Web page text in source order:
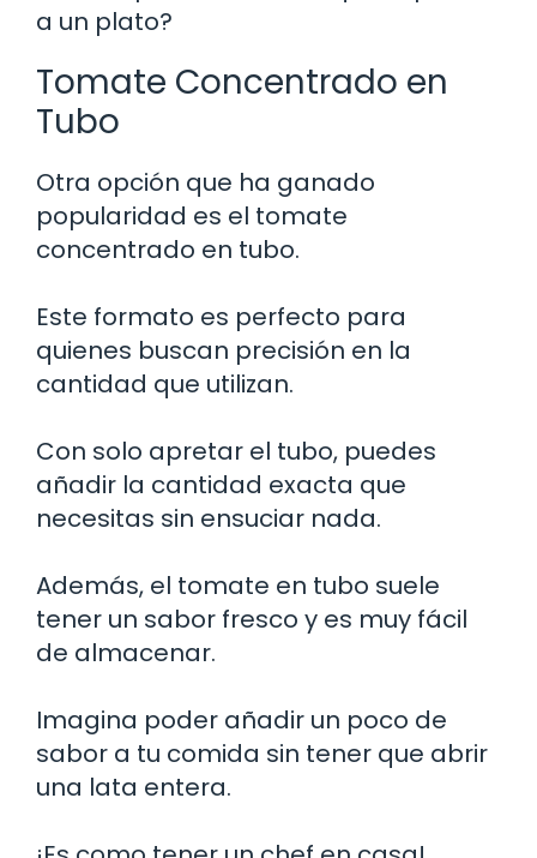
a un plato?
Tomate Concentrado en
Tubo
Otra opción que ha ganado
popularidad es el tomate
concentrado en tubo.
Este formato es perfecto para
quienes buscan precisión en la
cantidad que utilizan.
Con solo apretar el tubo, puedes
añadir la cantidad exacta que
necesitas sin ensuciar nada.
Además, el tomate en tubo suele
tener un sabor fresco y es muy fácil
de almacenar.
Imagina poder añadir un poco de
sabor a tu comida sin tener que abrir
una lata entera.